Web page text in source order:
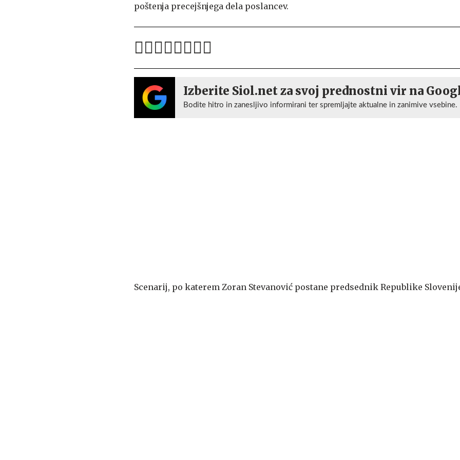
poštenja precejšnjega dela poslancev.
Izberite Siol.net za svoj prednostni vir na
Bodite hitro in zanesljivo informirani ter spremljajte aktualne in zanimive vsebine.
Scenarij, po katerem Zoran Stevanović postane predsednik Republike